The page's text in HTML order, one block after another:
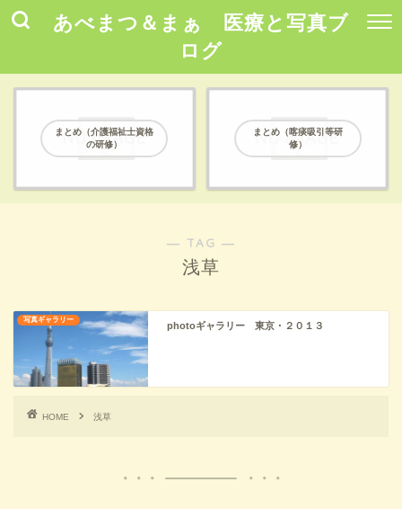
あべまつ＆まぁ 医療と写真ブ
ログ
まとめ（介護福祉士資格
の研修）
まとめ（喀痰吸引等研
修）
― TAG ―
浅草
写真ギャラリー
photoギャラリー 東京・２０１３
HOME 浅草